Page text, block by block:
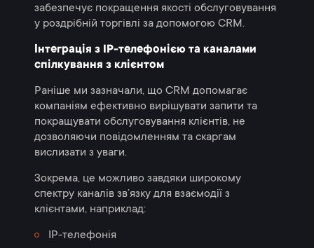
забезпечує покращення якості обслуговування
у роздрібній торгівлі за допомогою CRM.
Інтеграція з IP-телефонією та каналами
спілкування з клієнтом
Раніше ми зазначали, що CRM допомагає
компаніям ефективно вирішувати запити та
покращувати обслуговування клієнтів, не
дозволяючи повідомленням та скаргам
вислизати з уваги.
Зокрема, це можливо завдяки широкому
спектру каналів зв’язку для взаємодії з
клієнтами, наприклад:
IP-телефонія